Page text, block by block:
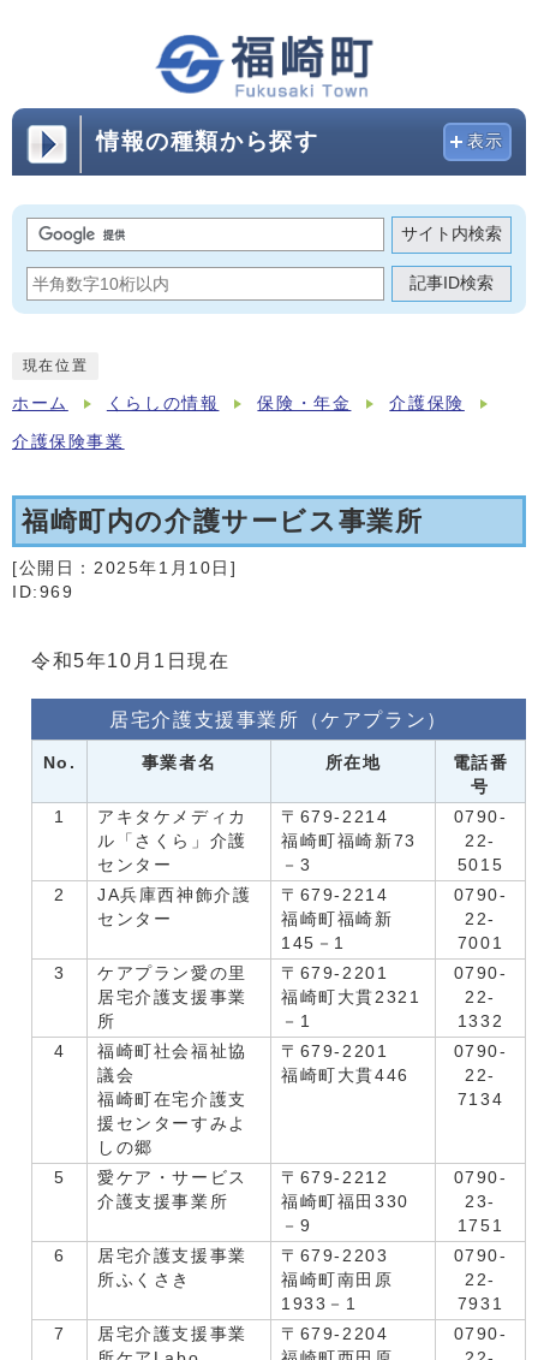
情報の種類から探す 表示
サイト内検索
記事ID検索
現在位置
ホーム くらしの情報 保険・年金 介護保険
介護保険事業
福崎町内の介護サービス事業所
[公開日： 2025年1月10日 ]
ID:969
令和5年10月1日現在
居宅介護支援事業所（ケアプラン）
No. 事業者名 所在地
電話番
号
1
アキタケメディカ
ル「さくら」介護
センター
〒679-2214
福崎町福崎新73
－3
0790-
22-
5015
2
JA兵庫西神飾介護
センター
〒679-2214
福崎町福崎新
145－1
0790-
22-
7001
3
ケアプラン愛の里
居宅介護支援事業
所
〒679-2201
福崎町大貫2321
－1
0790-
22-
1332
4
福崎町社会福祉協
議会
福崎町在宅介護支
援センターすみよ
しの郷
〒679-2201
福崎町大貫446
0790-
22-
7134
5
愛ケア・サービス
介護支援事業所
〒679-2212
福崎町福田330
－9
0790-
23-
1751
6
居宅介護支援事業
所ふくさき
〒679-2203
福崎町南田原
1933－1
0790-
22-
7931
7
居宅介護支援事業
〒679-2204
0790-